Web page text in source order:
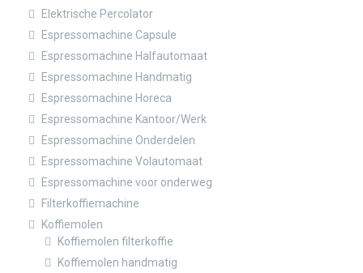
Elektrische Percolator
Espressomachine Capsule
Espressomachine Halfautomaat
Espressomachine Handmatig
Espressomachine Horeca
Espressomachine Kantoor/Werk
Espressomachine Onderdelen
Espressomachine Volautomaat
Espressomachine voor onderweg
Filterkoffiemachine
Koffiemolen
Koffiemolen filterkoffie
Koffiemolen handmatig